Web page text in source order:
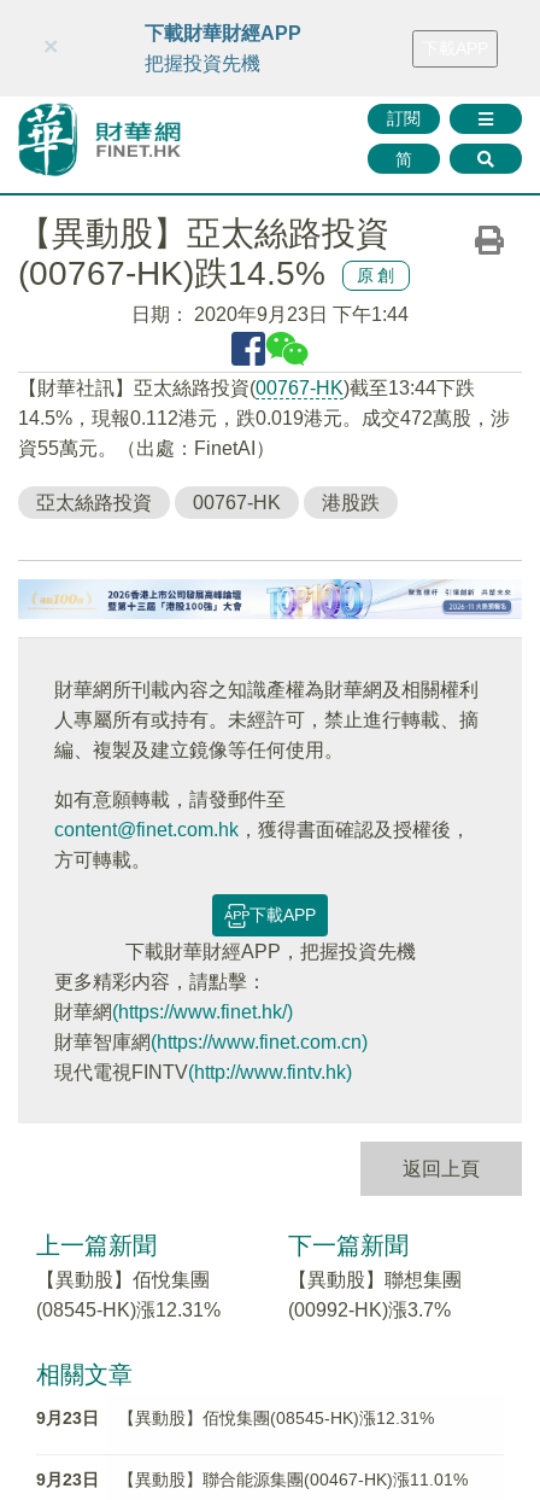
財華智庫網 FINTV FINMETA 財華證券 媒體矩陣
訂閱
简
×
下載財華財經APP
把握投資先機
【異動股】亞太絲路投資
(00767-HK)跌14.5%
原創
日期： 2020年9月23日 下午1:44
【財華社訊】亞太絲路投資(00767-HK)截至13:44下跌
14.5%，現報0.112港元，跌0.019港元。成交472萬股，涉
資55萬元。（出處：FinetAI）
亞太絲路投資 00767-HK 港股跌
財華網所刊載內容之知識產權為財華網及相關權利
人專屬所有或持有。未經許可，禁止進行轉載、摘
編、複製及建立鏡像等任何使用。
如有意願轉載，請發郵件至
content@finet.com.hk ，獲得書面確認及授權後，
方可轉載。
下載APP
下載財華財經APP，把握投資先機
更多精彩内容，請點擊：
財華網(https://www.finet.hk/)
財華智庫網(https://www.finet.com.cn)
現代電視FINTV(http://www.fintv.hk)
返回上頁
上一篇新聞
【異動股】佰悅集團
(08545-HK)漲12.31%
下一篇新聞
【異動股】聯想集團
(00992-HK)漲3.7%
相關文章
9月23日 【異動股】佰悅集團(08545-HK)漲12.31%
9月23日 【異動股】聯合能源集團(00467-HK)漲11.01%